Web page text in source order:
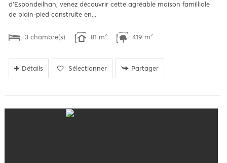
d'Espondeilhan, venez découvrir cette agréable maison familliale
de plain-pied construite en...
3 chambre(s) 81 m² 419 m²
Détails Sélectionner Partager